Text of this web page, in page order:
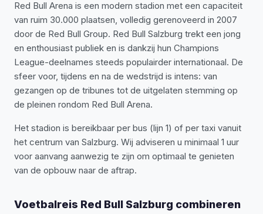
Red Bull Arena is een modern stadion met een capaciteit
van ruim 30.000 plaatsen, volledig gerenoveerd in 2007
door de Red Bull Group. Red Bull Salzburg trekt een jong
en enthousiast publiek en is dankzij hun Champions
League-deelnames steeds populairder internationaal. De
sfeer voor, tijdens en na de wedstrijd is intens: van
gezangen op de tribunes tot de uitgelaten stemming op
de pleinen rondom Red Bull Arena.
Het stadion is bereikbaar per bus (lijn 1) of per taxi vanuit
het centrum van Salzburg. Wij adviseren u minimaal 1 uur
voor aanvang aanwezig te zijn om optimaal te genieten
van de opbouw naar de aftrap.
Voetbalreis Red Bull Salzburg combineren